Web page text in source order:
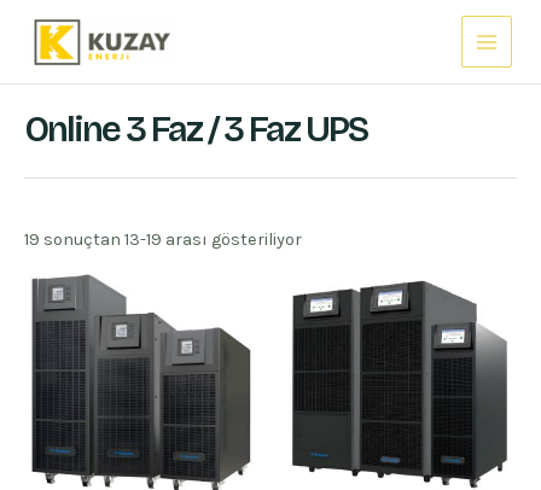
Main
Menu
Online 3 Faz / 3 Faz UPS
19 sonuçtan 13-19 arası gösteriliyor